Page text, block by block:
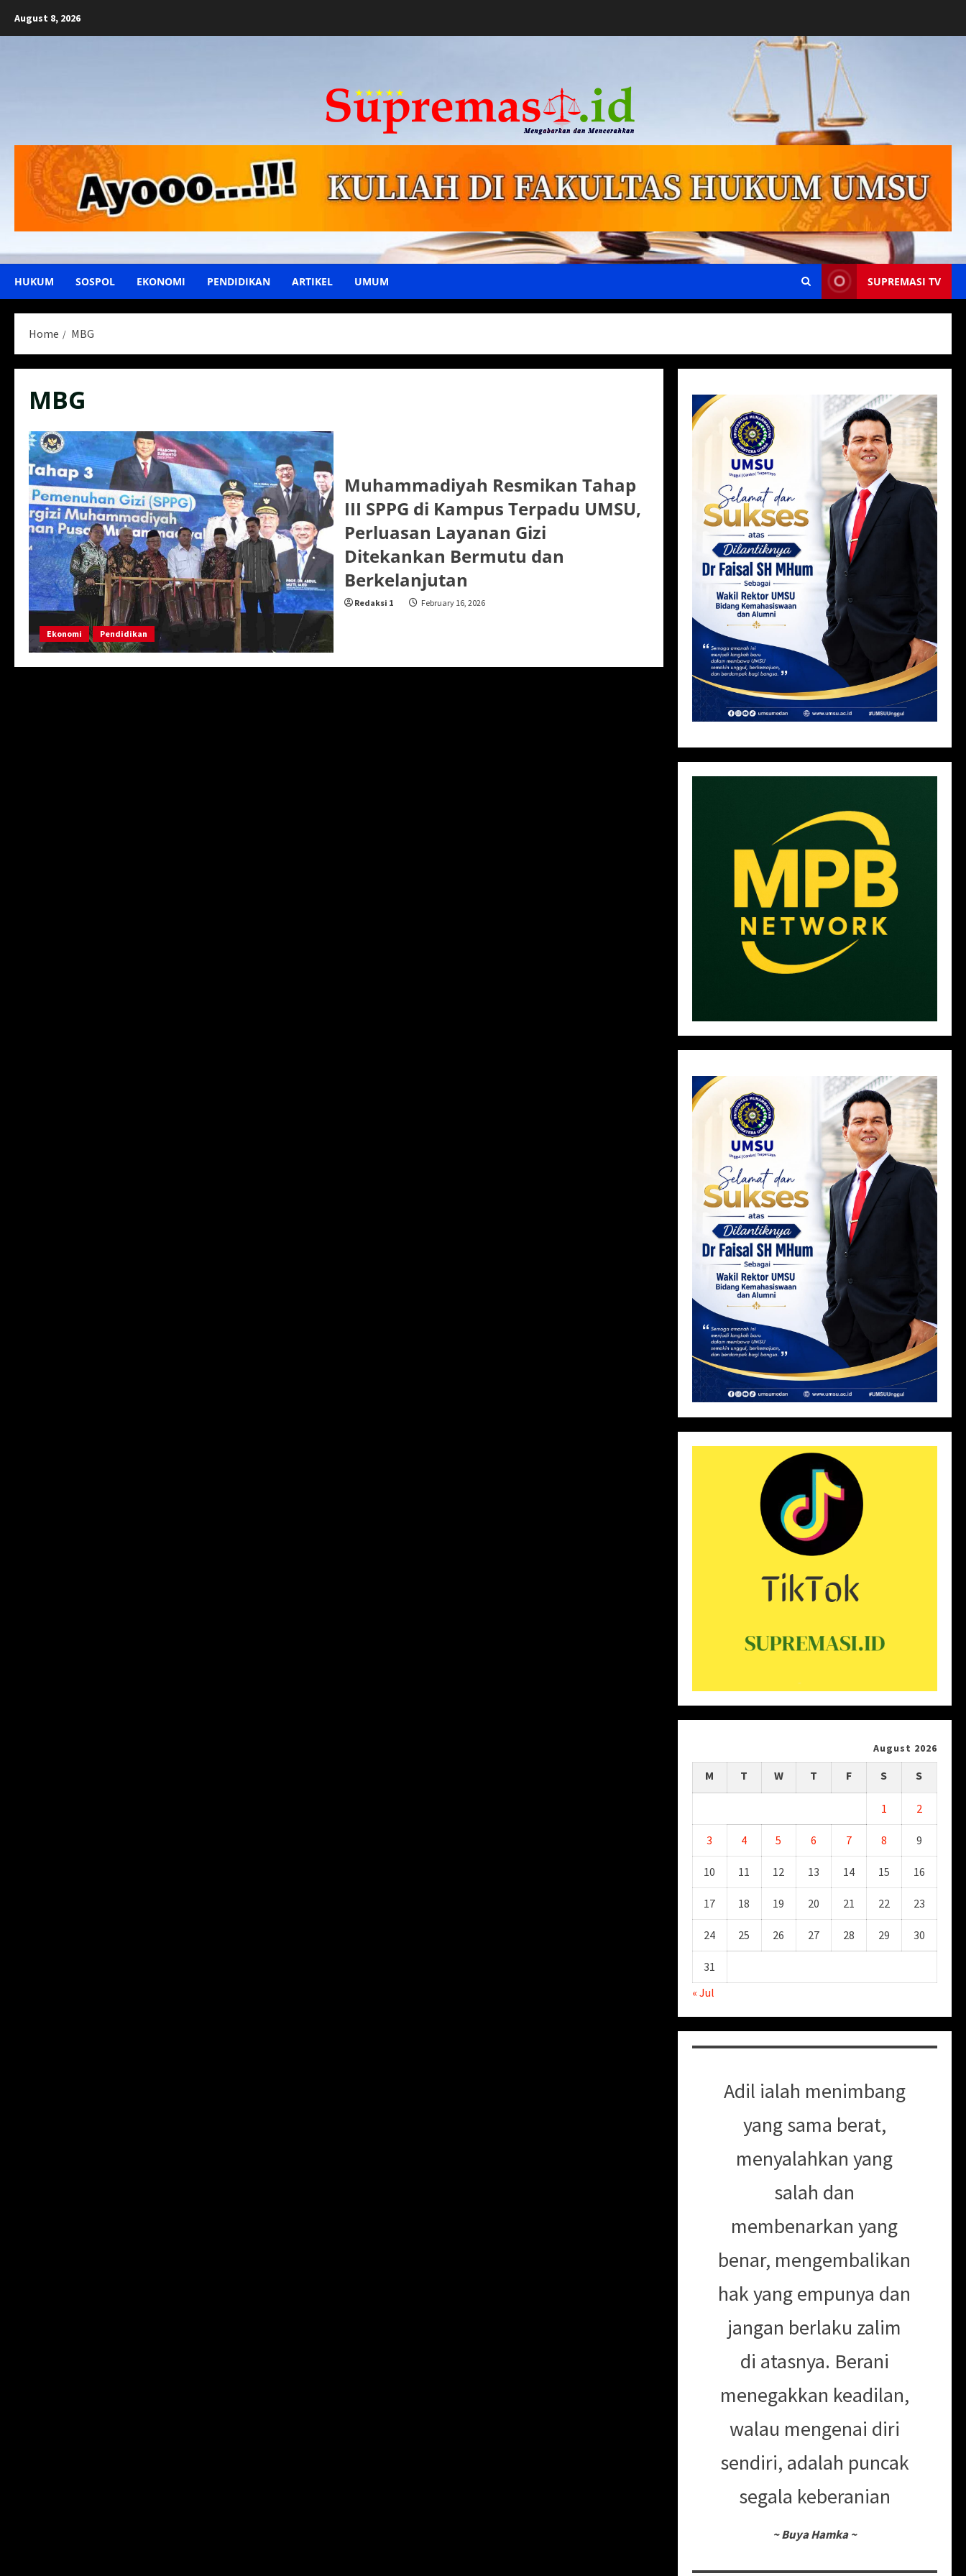
August 8, 2026
HUKUM SOSPOL EKONOMI PENDIDIKAN ARTIKEL UMUM SUPREMASI TV
Home MBG
MBG
Ekonomi Pendidikan
Muhammadiyah Resmikan Tahap
III SPPG di Kampus Terpadu UMSU,
Perluasan Layanan Gizi
Ditekankan Bermutu dan
Berkelanjutan
Redaksi 1 February 16, 2026
August 2026
M T W T F S S
1 2
3 4 5 6 7 8 9
10 11 12 13 14 15 16
17 18 19 20 21 22 23
24 25 26 27 28 29 30
31
« Jul
Adil ialah menimbang
yang sama berat,
menyalahkan yang
salah dan
membenarkan yang
benar, mengembalikan
hak yang empunya dan
jangan berlaku zalim
di atasnya. Berani
menegakkan keadilan,
walau mengenai diri
sendiri, adalah puncak
segala keberanian
~Buya Hamka ~